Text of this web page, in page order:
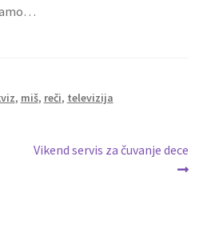
, miš, reči, televizija
Next
Vikend servis za čuvanje dece